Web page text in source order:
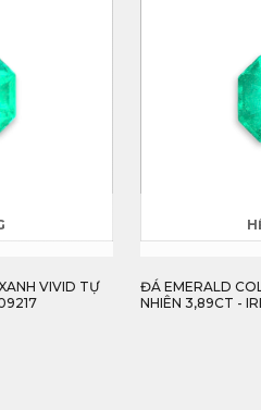
VIVID TỰ
ĐÁ EMERALD
NHIÊN 3,89CT -